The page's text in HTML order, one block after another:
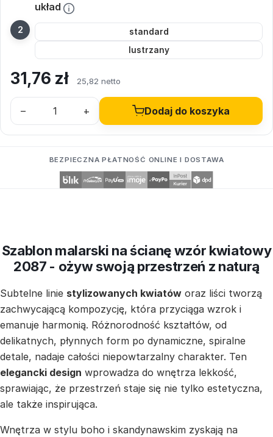
układ
standard
lustrzany
31,76 zł 25,82 netto
– + Dodaj do koszyka
BEZPIECZNA PŁATNOŚĆ ONLINE I DOSTAWA
Szablon malarski na ścianę wzór kwiatowy
2087 - ożyw swoją przestrzeń z naturą
Subtelne linie stylizowanych kwiatów oraz liści tworzą
zachwycającą kompozycję, która przyciąga wzrok i
emanuje harmonią. Różnorodność kształtów, od
delikatnych, płynnych form po dynamiczne, spiralne
detale, nadaje całości niepowtarzalny charakter. Ten
elegancki design wprowadza do wnętrza lekkość,
sprawiając, że przestrzeń staje się nie tylko estetyczna,
ale także inspirująca.
Wnętrza w stylu boho i skandynawskim zyskają na